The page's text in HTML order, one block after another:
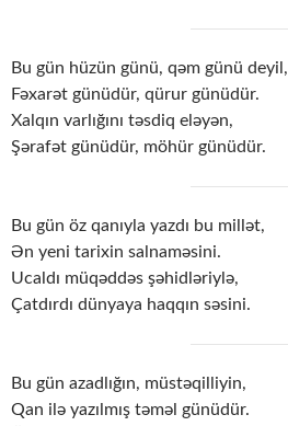
Bu gün hüzün günü, qəm günü deyil,
Fəxarət günüdür, qürur günüdür.
Xalqın varlığını təsdiq eləyən,
Şərafət günüdür, möhür günüdür.
Bu gün öz qanıyla yazdı bu millət,
Ən yeni tarixin salnaməsini.
Ucaldı müqəddəs şəhidləriylə,
Çatdırdı dünyaya haqqın səsini.
Bu gün azadlığın, müstəqilliyin,
Qan ilə yazılmış təməl günüdür.